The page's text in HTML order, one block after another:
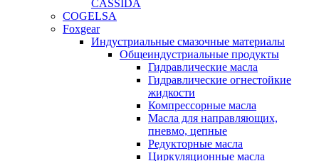
CASSIDA
COGELSA
Foxgear
Индустриальные смазочные материалы
Общеиндустриальные продукты
Гидравлические масла
Гидравлические огнестойкие
жидкости
Компрессорные масла
Масла для направляющих,
пневмо, цепные
Редукторные масла
Циркуляционные масла